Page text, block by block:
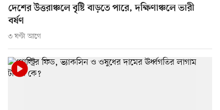
দেশের উত্তরাঞ্চলে বৃষ্টি বাড়তে পারে, দক্ষিণাঞ্চলে ভারী
বর্ষণ
৩ ঘণ্টা আগে